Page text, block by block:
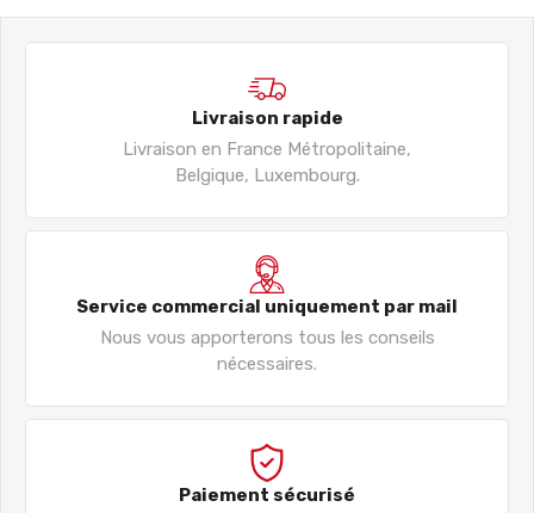
Livraison rapide
Livraison en France Métropolitaine,
Belgique, Luxembourg.
Service commercial uniquement par mail
Nous vous apporterons tous les conseils
nécessaires.
Paiement sécurisé